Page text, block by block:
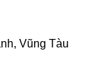
Vũng Tàu